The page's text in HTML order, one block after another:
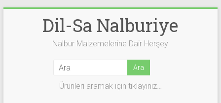
Dil-Sa Nalburiye
Nalbur Malzemelerine Dair Herşey
Ürünleri aramak için tıklayınız…